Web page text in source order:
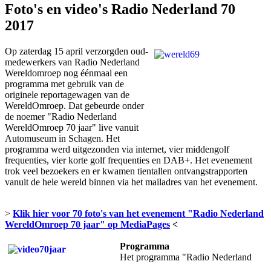
Foto's en video's Radio Nederland 70
2017
Op zaterdag 15 april verzorgden oud-
medewerkers van Radio Nederland
Wereldomroep nog éénmaal een
programma met gebruik van de
originele reportagewagen van de
WereldOmroep. Dat gebeurde onder
de noemer "Radio Nederland
WereldOmroep 70 jaar" live vanuit
Automuseum in Schagen. Het
programma werd uitgezonden via internet, vier middengolf
frequenties, vier korte golf frequenties en DAB+. Het evenement
trok veel bezoekers en er kwamen tientallen ontvangstrapporten
vanuit de hele wereld binnen via het mailadres van het evenement.
> Klik hier voor 70 foto's van het evenement "Radio Nederland
WereldOmroep 70 jaar" op MediaPages <
Programma
Het programma "Radio Nederland